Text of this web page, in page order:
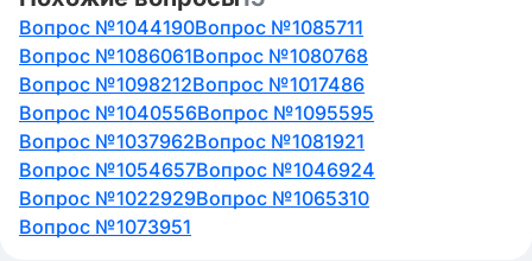
Вопрос №1044190Вопрос №1085711
Вопрос №1086061Вопрос №1080768
Вопрос №1098212Вопрос №1017486
Вопрос №1040556Вопрос №1095595
Вопрос №1037962Вопрос №1081921
Вопрос №1054657Вопрос №1046924
Вопрос №1022929Вопрос №1065310
Вопрос №1073951